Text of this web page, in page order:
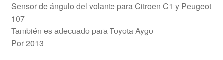
Sensor de ángulo del volante para Citroen C1 y Peugeot
107
También es adecuado para Toyota Aygo
Por 2013